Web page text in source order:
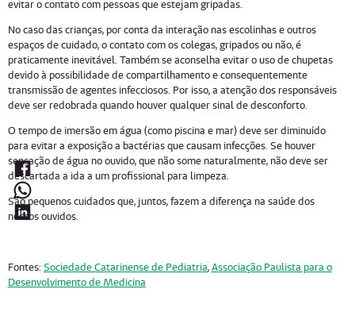
evitar o contato com pessoas que estejam gripadas.
No caso das crianças, por conta da interação nas escolinhas e outros
espaços de cuidado, o contato com os colegas, gripados ou não, é
praticamente inevitável. Também se aconselha evitar o uso de chupetas
devido à possibilidade de compartilhamento e consequentemente
transmissão de agentes infecciosos. Por isso, a atenção dos responsáveis
deve ser redobrada quando houver qualquer sinal de desconforto.
O tempo de imersão em água (como piscina e mar) deve ser diminuído
para evitar a exposição a bactérias que causam infecções. Se houver
sensação de água no ouvido, que não some naturalmente, não deve ser
descartada a ida a um profissional para limpeza.
São pequenos cuidados que, juntos, fazem a diferença na saúde dos
nossos ouvidos.
Fontes: Sociedade Catarinense de Pediatria,Associação Paulista para o
Desenvolvimento de Medicina